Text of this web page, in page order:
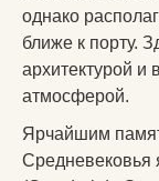
однако
ближе к порту.
архитектурой и
атмосферой.
Ярчайшим
Средневековья